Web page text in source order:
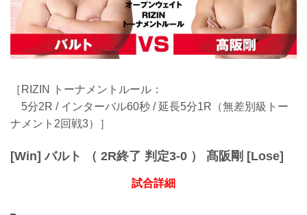
［RIZIN トーナメントルール：
5分2R / インターバル60秒 / 延長5分1R（無差別級トー
ナメント2回戦3）］
[Win] バルト （ 2R終了 判定3-0 ） 髙阪剛 [Lose]
試合詳細